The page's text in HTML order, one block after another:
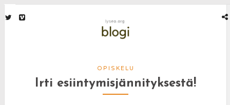
OPISKELU
Irti esiintymisjännityksestä!